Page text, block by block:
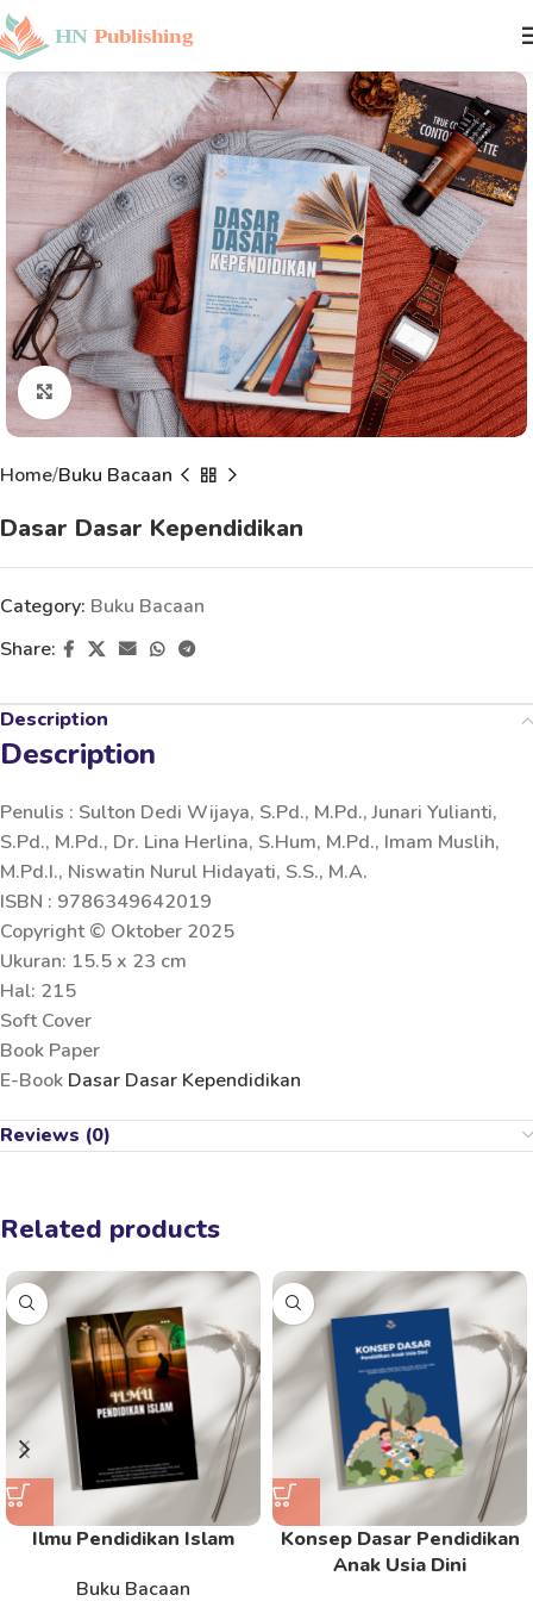
Click to enlarge
Home Buku Bacaan
Dasar Dasar Kependidikan
Category: Buku Bacaan
Share:
Description
Description
Penulis : Sulton Dedi Wijaya, S.Pd., M.Pd., Junari Yulianti,
S.Pd., M.Pd., Dr. Lina Herlina, S.Hum, M.Pd., Imam Muslih,
M.Pd.I., Niswatin Nurul Hidayati, S.S., M.A.
ISBN : 9786349642019
Copyright © Oktober 2025
Ukuran: 15.5 x 23 cm
Hal: 215
Soft Cover
Book Paper
E-Book Dasar Dasar Kependidikan
Reviews (0)
Related products
Ilmu Pendidikan Islam
Buku Bacaan
Konsep Dasar Pendidikan
Anak Usia Dini